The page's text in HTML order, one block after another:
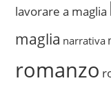
lavorare a maglia
maglia narrativa
romanzo